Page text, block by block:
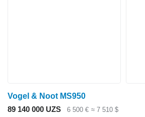
Vogel & Noot MS950
89 140 000 UZS
6 500 € ≈ 7 510 $